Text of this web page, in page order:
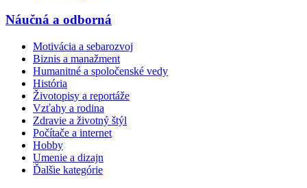
Náučná a odborná
Motivácia a sebarozvoj
Biznis a manažment
Humanitné a spoločenské vedy
História
Životopisy a reportáže
Vzťahy a rodina
Zdravie a životný štýl
Počítače a internet
Hobby
Umenie a dizajn
Ďalšie kategórie